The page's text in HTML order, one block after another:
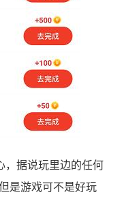
据说玩里边的任何
是游戏可不是好玩